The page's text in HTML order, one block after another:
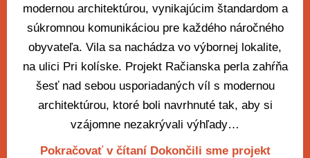
modernou architektúrou, vynikajúcim štandardom a
súkromnou komunikáciou pre každého náročného
obyvateľa. Vila sa nachádza vo výbornej lokalite,
na ulici Pri kolíske. Projekt Račianska perla zahŕňa
šesť nad sebou usporiadaných víl s modernou
architektúrou, ktoré boli navrhnuté tak, aby si
vzájomne nezakrývali výhľady…
Pokračovať v čítaní Dokončili sme projekt